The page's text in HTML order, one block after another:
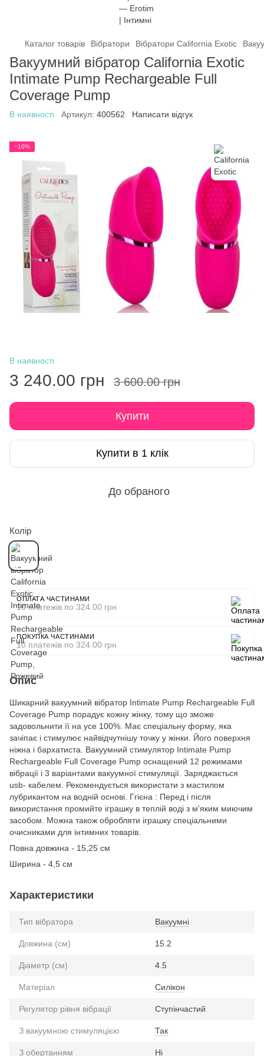
Каталог товарів Вібратори Вібратори California Exotic
Вакуумний вібратор California Exotic
Intimate Pump Rechargeable Full
Coverage Pump
В наявності Артикул: 400562 Написати відгук
−10%
В наявності
3 240.00 грн 3 600.00 грн
Купити
Купити в 1 клік
До обраного
Колір
ОПЛАТА ЧАСТИНАМИ
10 платежів по 324.00 грн
ПОКУПКА ЧАСТИНАМИ
10 платежів по 324.00 грн
Опис
Шикарний вакуумний вібратор Intimate Pump Rechargeable Full
Coverage Pump порадує кожну жінку, тому що зможе
задовольнити її на усе 100%. Має спеціальну форму, яка
зачіпає і стимулює найвідчутнішу точку у жінки. Його поверхня
ніжна і бархатиста. Вакуумний стимулятор Intimate Pump
Rechargeable Full Coverage Pump оснащений 12 режимами
вібрації і 3 варіантами вакуумної стимуляції. Заряджається
usb- кабелем. Рекомендується використати з мастилом
лубрикантом на водній основі. Ггієна : Перед і після
використання промийте іграшку в теплій воді з м'яким миючим
засобом. Можна також обробляти іграшку спеціальними
очисниками для інтимних товарів.
Повна довжина - 15,25 см
Ширина - 4,5 см
Характеристики
Тип вібратора Вакуумні
Довжина (см) 15.2
Діаметр (см) 4.5
Матеріал Силікон
Регулятор рівня вібрації Ступінчастий
З вакуумною стимуляцією Так
З обертанням Ні